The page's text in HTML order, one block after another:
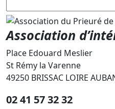
Association
Place Edouard Meslier
St Rémy la Varenne
49250 BRISSAC LOIRE
02 41 57 32 32